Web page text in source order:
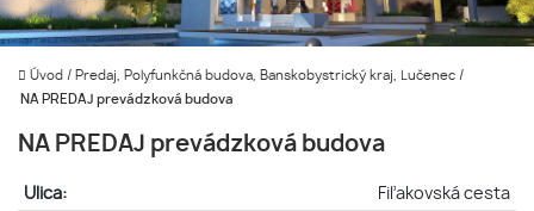
Úvod / Predaj, Polyfunkčná budova, Banskobystrický kraj, Lučenec /
NA PREDAJ prevádzková budova
NA PREDAJ prevádzková budova
Ulica:
Fiľakovská cesta